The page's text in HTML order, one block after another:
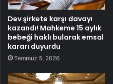
Dev şirkete karşı davayı
kazandı! Mahkeme 15 aylık
bebeği haklı bularak emsal
kararı duyurdu
Temmuz 5, 2026